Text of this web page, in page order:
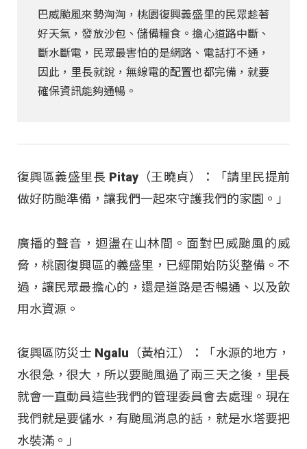
巴威颱風來勢洶洶，桃園復興義盛里的民眾趁著
好天氣，發放沙包、儲備糧食。擔心道路中斷、
斷水斷電，民眾最害怕的是網路、電話打不通，
因此，里長就說，無線電的配置也都完備，就要
確保資訊能夠通暢。
復興區義盛里長 Pitay（王曉貞）：「請里民提前
做好防颱準備，讓我們一起來守護我們的家園。」
廣播的聲音，迴盪在山林間 。面對巴威颱風的威
脅，桃園復興區的義盛里，已經開始防災整備 。不
過，讓民眾最擔心的，還是道路是否暢通、以及飲
用水資源 。
復興區防災士 Ngalu（黃柏江）：「水源的地方，
水很急，很大，所以要颱風過了兩三天之後，里長
就會一直動員這些我們的管理委員會去處理。現在
我們就是要儲水，有颱風消息的話，就是水塔要把
水裝滿。」